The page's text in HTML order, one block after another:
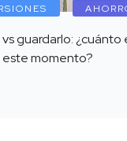
guardarlo: ¿cuánto
momento?